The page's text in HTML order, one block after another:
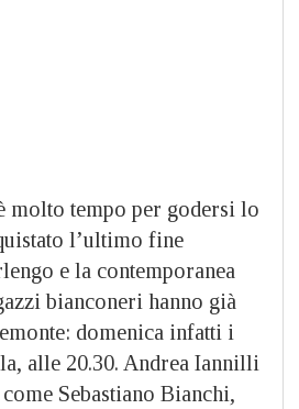
molto tempo per godersi lo
l’ultimo fine
e la contemporanea
bianconeri hanno già
domenica infatti i
alle 20.30. Andrea Iannilli
Sebastiano Bianchi,